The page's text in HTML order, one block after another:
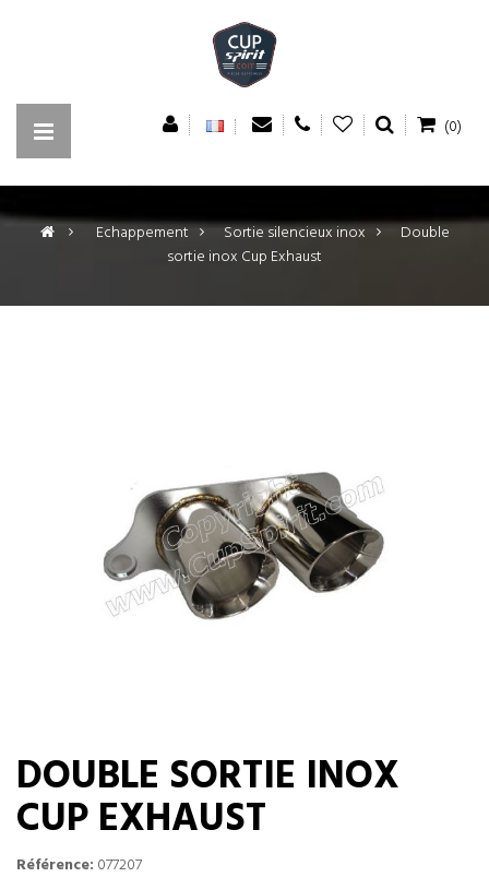
(0)
> Echappement > Sortie silencieux inox >
Double
sortie inox Cup Exhaust
DOUBLE SORTIE INOX
CUP EXHAUST
Référence: 077207